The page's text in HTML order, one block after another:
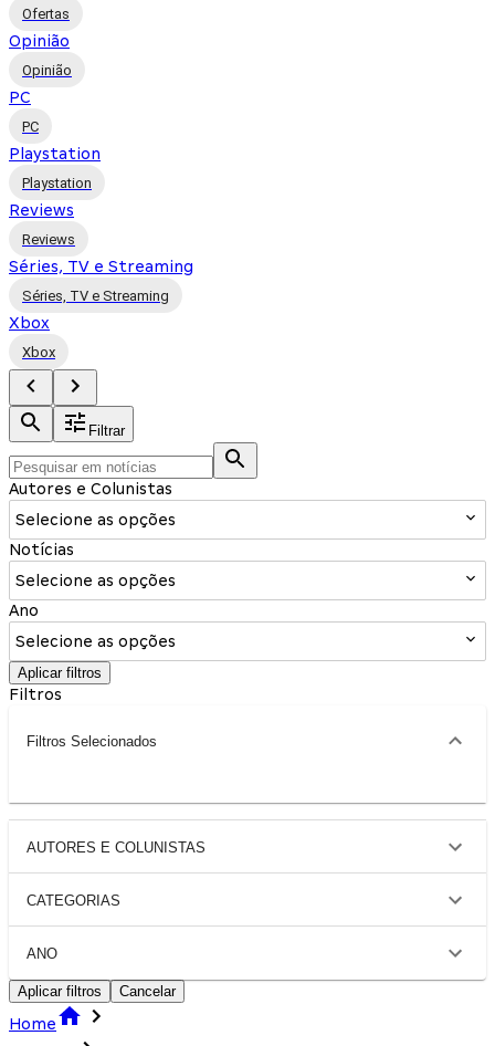
Ofertas
Opinião
Opinião
PC
PC
Playstation
Playstation
Reviews
Reviews
Séries, TV e Streaming
Séries, TV e Streaming
Xbox
Xbox
Filtrar
Autores e Colunistas
Selecione as opções
Notícias
Selecione as opções
Ano
Selecione as opções
Aplicar filtros
Filtros
Filtros Selecionados
AUTORES E COLUNISTAS
CATEGORIAS
ANO
Aplicar filtros Cancelar
Home